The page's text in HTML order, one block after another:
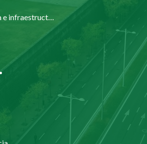
Urbanismo vivienda e infraestructuras